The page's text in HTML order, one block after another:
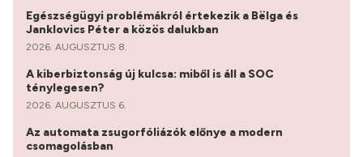
Egészségügyi problémákról értekezik a Bëlga és
Janklovics Péter a közös dalukban
2026. AUGUSZTUS 8.
A kiberbiztonság új kulcsa: miből is áll a SOC
ténylegesen?
2026. AUGUSZTUS 6.
Az automata zsugorfóliázók előnye a modern
csomagolásban